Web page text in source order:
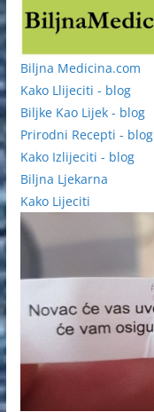
Biljna Medicina.com
Kako Llijeciti - blog
Biljke Kao Lijek - blog
Prirodni Recepti - blog
Kako Izlijeciti - blog
Biljna Ljekarna
Kako Lijeciti